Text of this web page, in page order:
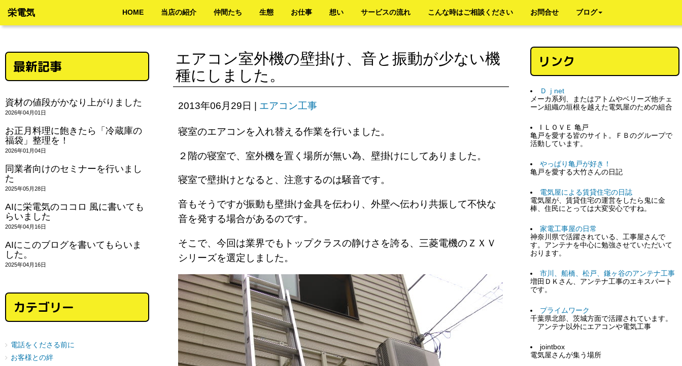
栄電気 HOME 当店の紹介 仲間たち 生態 お仕事 想い サービスの流れ こんな時はご相談ください お問合せ ブログ
エアコン室外機の壁掛け、音と振動が少ない機
種にしました。
2013年06月29日 エアコン工事
寝室のエアコンを入れ替える作業を行いました。
２階の寝室で、室外機を置く場所が無い為、壁掛けにしてありました。
寝室で壁掛けとなると、注意するのは騒音です。
音もそうですが振動も壁掛け金具を伝わり、外壁へ伝わり共振して不快な
音を発する場合があるのです。
そこで、今回は業界でもトップクラスの静けさを誇る、三菱電機のＺＸＶ
シリーズを選定しました。
最新記事
資材の値段がかなり上がりました
2026年04月01日
お正月料理に飽きたら「冷蔵庫の
福袋」整理を！
2026年01月04日
同業者向けのセミナーを行いまし
た
2025年05月28日
AIに栄電気のココロ 風に書いても
らいました
2025年04月16日
AIにこのブログを書いてもらいま
した。
2025年04月16日
カテゴリー
電話をくださる前に
お客様との絆
リンク
Ｄｊnet
メーカ系列、またはアトムやベリーズ他チェ
ーン組織の垣根を越えた電気屋のための組合
I ＬＯＶＥ 亀戸
亀戸を愛する皆のサイト。ＦＢのグループで
活動しています。
やっぱり亀戸が好き！
亀戸を愛する大竹さんの日記
電気屋による賃貸住宅の日誌
電気屋が、賃貸住宅の運営をしたら鬼に金
棒、住民にとっては大変安心ですね。
家電工事屋の日常
神奈川県で活躍されている、工事屋さんで
す。アンテナを中心に勉強させていただいて
おります。
市川、船橋、松戸、鎌ヶ谷のアンテナ工事
増田ＤＫさん、アンテナ工事のエキスパート
です。
プライムワーク
千葉県北部、茨城方面で活躍されています。
アンテナ以外にエアコンや電気工事
jointbox
電気屋さんが集う場所